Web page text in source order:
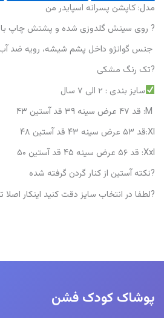
مدل: کاپشن پسرانه اسپایدر من
? روی سینش گلدوزی شده و پشتش چاپ
جنس گوانژو داخل پشم شیشه، رویه ضد
?تک رنگ مشکی
سایز بندی : ۲ الی ۷ سال
Xl:قد ۵۳ عرض سینه ۴۳ قد آستین ۴۸
Xxl: قد ۵۶ عرض سینه ۴۵ قد آستین ۵۰
?نکته آستین از کنار گردن گرفته شده
?لطفا در انتخاب سایز دقت کنید اینکار
پوشاک کودک فشن